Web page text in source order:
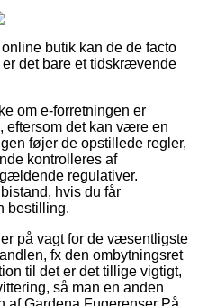
butik kan de de facto
det bare et tidskrævende
om e-forretningen er
eftersom det kan være en
føjer de opstillede regler,
kontrolleres af
regulativer.
hvis du får
bestilling.
på vagt for de væsentligste
fx den ombytningsret
til det er det tillige vigtigt,
så man en anden